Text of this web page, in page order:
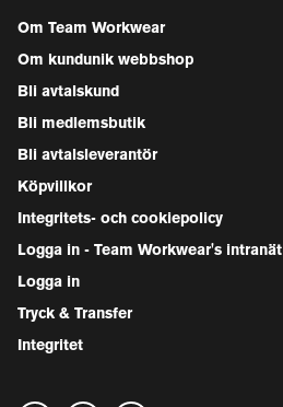
Om Team Workwear
Om kundunik webbshop
Bli avtalskund
Bli medlemsbutik
Bli avtalsleverantör
Köpvillkor
Integritets- och cookiepolicy
Logga in - Team Workwear's intranät
Logga in
Tryck & Transfer
Integritet